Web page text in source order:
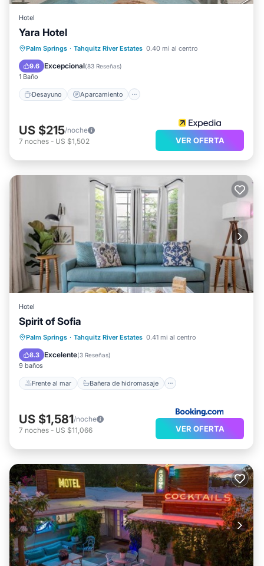
Hotel
Yara Hotel
Palm Springs · Tahquitz River Estates 0.40 mi al centro
9.6 Excepcional(83 Reseñas)
1 Baño
Desayuno Aparcamiento
Desayuno Aparcamiento
Piscina
Spa
US $215/noche
7 noches - US $1,502 VER OFERTA
Hotel
Spirit of Sofia
Palm Springs · Tahquitz River Estates 0.41 mi al centro
8.3 Excelente(3 Reseñas)
9 baños
Frente al mar Bañera de hidromasaje
Frente al mar
Bañera de hidromasaje
Aparcamiento
US $1,581/noche
7 noches - US $11,066 VER OFERTA